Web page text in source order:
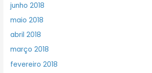
junho 2018
maio 2018
abril 2018
março 2018
fevereiro 2018